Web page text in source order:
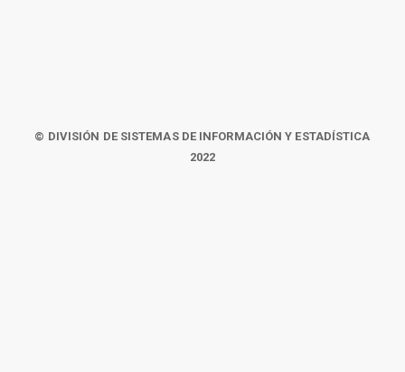
© DIVISIÓN DE SISTEMAS DE INFORMACIÓN Y ESTADÍSTICA
2022